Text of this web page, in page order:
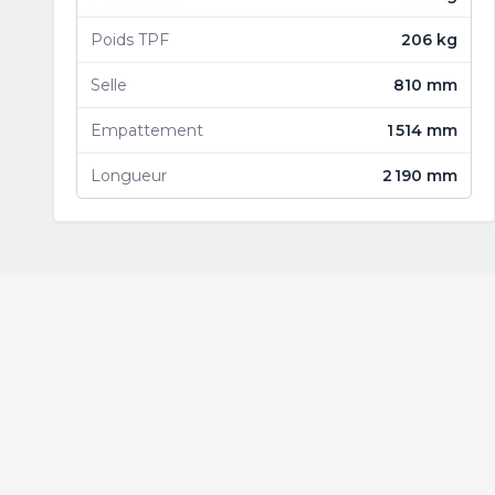
Poids TPF 206 kg
Selle 810 mm
Empattement 1 514 mm
Longueur 2 190 mm